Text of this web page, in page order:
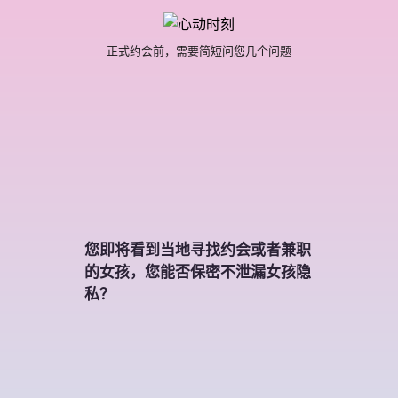
正式约会前，需要简短问您几个问题
您即将看到当地寻找约会或者兼职
的女孩，您能否保密不泄漏女孩隐
私？